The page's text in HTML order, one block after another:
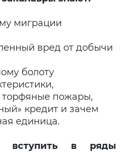
миграции
вред от добычи
болоту
торфяные пожары,
кредит и зачем
единица.
вступить в ряды